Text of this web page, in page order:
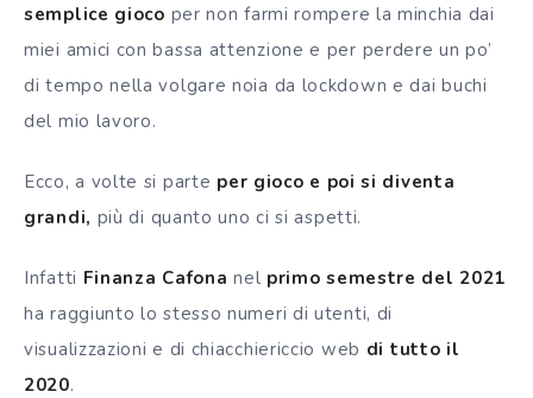
semplice gioco per non farmi rompere la minchia dai
miei amici con bassa attenzione e per perdere un po’
di tempo nella volgare noia da lockdown e dai buchi
del mio lavoro.
Ecco, a volte si parte per gioco e poi si diventa
grandi, più di quanto uno ci si aspetti.
Infatti Finanza Cafona nel primo semestre del 2021
ha raggiunto lo stesso numeri di utenti, di
visualizzazioni e di chiacchiericcio web di tutto il
2020.